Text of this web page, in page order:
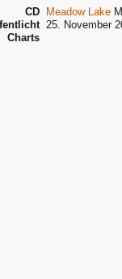
CD Meadow Lake
25. November
Charts